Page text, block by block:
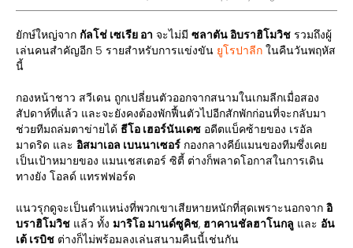
ยักษ์ใหญ่จาก กัลโช่ เซเรีย อา จะไม่มี ซลาตัน อิบราฮิโมวิช รวมถึงผู้
เล่นคนสำคัญอีก 5 รายสำหรับการแข่งขัน ยูโรปาลีก ในคืนวันพฤหัส
นี้
กองหน้าชาว สวีเดน ถูกเปลี่ยนตัวออกจากสนามในเกมลีกเมื่อสอง
สัปดาห์ที่แล้ว และจะยังคงต้องพักฟื้นตัวไปอีกสักพักก่อนที่จะกลับมา
ช่วยทีมถล่มตาข่ายได้ ธีโอ เฮอร์นันเดซ อดีตแบ็คซ้ายของ เรอัล
มาดริด และ อิสมาเอล เบนนาเซอร์ กองกลางคีย์แมนของทีมซึ่งเคย
เป็นเป้าหมายของ แมนเชสเตอร์ ซิตี้ ต่างก็พลาดโอกาสในการเดิน
ทางยัง โอลด์ แทรฟฟอร์ด
แนวรุกดูจะเป็นตำแหน่งที่พวกเขาเสียหายหนักที่สุดเพราะนอกจาก อิ
บราฮิโมวิช แล้ว ทั้ง มาริโอ มานด์ซูคิช, ฮาคานชัลฮาโนกลู และ อัน
เต้ เรบิช ต่างก็ไม่พร้อมลงเล่นสนามคืนนี้เช่นกัน